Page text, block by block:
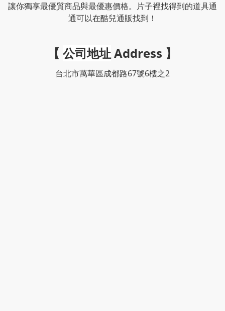
讓你獨享最優質商品與最優惠價格。片子裡找得到的道具通
通可以在酷兒通販找到！
【 公司地址Address 】
台北市萬華區成都路67號6樓之2